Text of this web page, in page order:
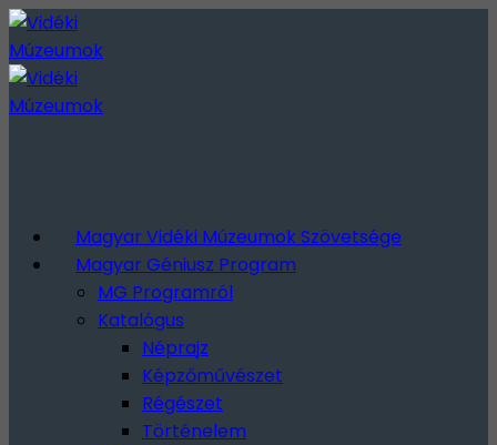
Magyar Vidéki Múzeumok Szövetsége
Magyar Géniusz Program
MG Programról
Katalógus
Néprajz
Képzőművészet
Régészet
Történelem